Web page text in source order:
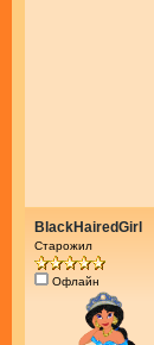
BlackHairedGirl
Старожил
Офлайн